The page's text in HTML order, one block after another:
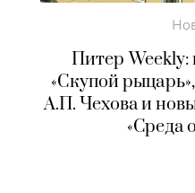
Питер
«Скупой
А.П. Чехова и
«Среда